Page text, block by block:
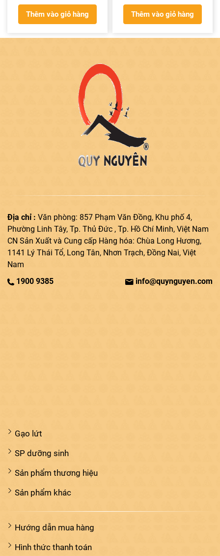
Thêm vào giỏ hàng Thêm vào giỏ hàng
Địa chỉ : Văn phòng: 857 Phạm Văn Đồng, Khu phố 4,
Phường Linh Tây, Tp. Thủ Đức , Tp. Hồ Chí Minh, Việt Nam
CN Sản Xuất và Cung cấp Hàng hóa: Chùa Long Hương,
1141 Lý Thái Tổ, Long Tân, Nhơn Trạch, Đồng Nai, Việt
Nam
1900 9385
info@quynguyen.com
Gạo lứt
SP dưỡng sinh
Sản phẩm thương hiệu
Sản phẩm khác
Hướng dẫn mua hàng
Hình thức thanh toán